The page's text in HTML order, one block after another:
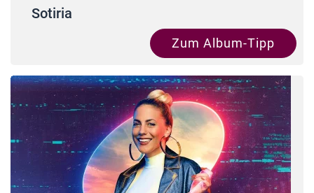
Sotiria
Zum Album-Tipp